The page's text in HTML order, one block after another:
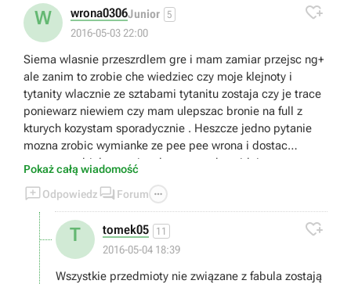
W wrona0306Junior 5
2016-05-03 22:00

Siema wlasnie przeszrdlem gre i mam zamiar przejsc ng+
ale zanim to zrobie che wiedziec czy moje klejnoty i
tytanity wlacznie ze sztabami tytanitu zostaja czy je trace
poniewarz niewiem czy mam ulepszac bronie na full z
kturych kozystam sporadycznie . Heszcze jedno pytanie
mozna zrobic wymianke ze pee pee wrona i dostac
czerwone , biale tytanity ale co one abgrejduja
Pokaż całą wiadomość
Odpowiedz  Forum 
T tomek05 11
2016-05-04 18:39

Wszystkie przedmioty nie związane z fabula zostają